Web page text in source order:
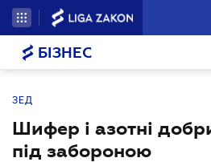
БІЗНЕС
ЗЕД
Шифер і азотні
під забороною